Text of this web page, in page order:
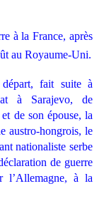
à la France, après
au Royaume-Uni.
fait suite à
à Sarajevo, de
et de son épouse, la
austro-hongrois, le
nationaliste serbe
de guerre
l’Allemagne, à la